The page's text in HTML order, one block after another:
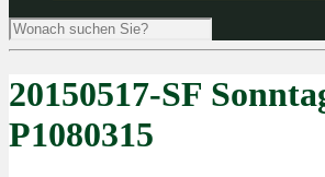
20150517-SF
P1080315